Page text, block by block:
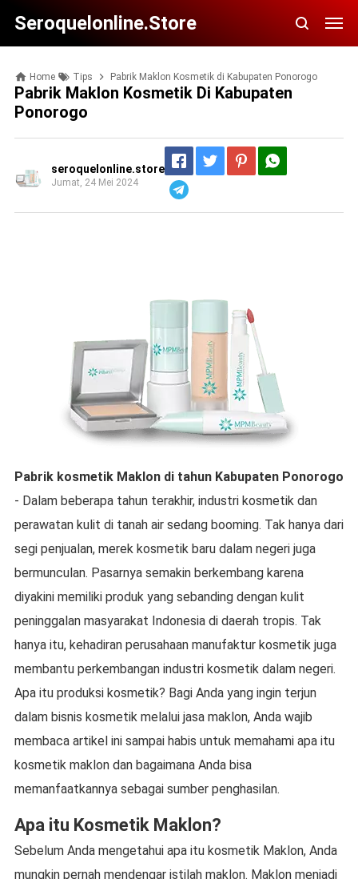
Seroquelonline.store
Home Tips Pabrik Maklon Kosmetik di Kabupaten Ponorogo
Pabrik Maklon Kosmetik Di Kabupaten
Ponorogo
seroquelonline.store
Jumat, 24 Mei 2024
Pabrik kosmetik Maklon di tahun Kabupaten Ponorogo
- Dalam beberapa tahun terakhir, industri kosmetik dan
perawatan kulit di tanah air sedang booming. Tak hanya dari
segi penjualan, merek kosmetik baru dalam negeri juga
bermunculan. Pasarnya semakin berkembang karena
diyakini memiliki produk yang sebanding dengan kulit
peninggalan masyarakat Indonesia di daerah tropis. Tak
hanya itu, kehadiran perusahaan manufaktur kosmetik juga
membantu perkembangan industri kosmetik dalam negeri.
Apa itu produksi kosmetik? Bagi Anda yang ingin terjun
dalam bisnis kosmetik melalui jasa maklon, Anda wajib
membaca artikel ini sampai habis untuk memahami apa itu
kosmetik maklon dan bagaimana Anda bisa
memanfaatkannya sebagai sumber penghasilan.
Apa itu Kosmetik Maklon?
Sebelum Anda mengetahui apa itu kosmetik Maklon, Anda
mungkin pernah mendengar istilah maklon. Maklon menjadi